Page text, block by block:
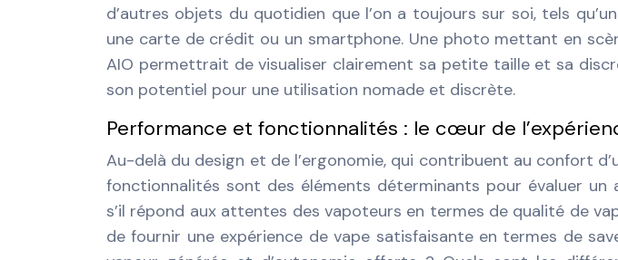
d’autres objets du quotidien que l’on a toujours sur soi, tels
une carte de crédit ou un smartphone. Une photo mettant en
AIO permettrait de visualiser clairement sa petite taille et sa
son potentiel pour une utilisation nomade et discrète.
Performance et fonctionnalités : le cœur de
Au-delà du design et de l’ergonomie, qui contribuent au confort
fonctionnalités sont des éléments déterminants pour évaluer un
s’il répond aux attentes des vapoteurs en termes de qualité de
de fournir une expérience de vape satisfaisante en termes de